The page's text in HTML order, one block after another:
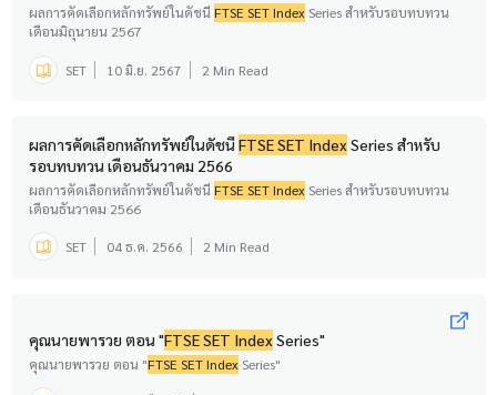
ผลการคัดเลือกหลักทรัพย์ในดัชนีFTSE SET Index Series สำหรับรอบทบทวน
เดือนมิถุนายน 2567
SET 10 มิ.ย. 2567 2 Min Read
ผลการคัดเลือกหลักทรัพย์ในดัชนีFTSE SET Index Series สำหรับ
รอบทบทวน เดือนธันวาคม 2566
ผลการคัดเลือกหลักทรัพย์ในดัชนีFTSE SET Index Series สำหรับรอบทบทวน
เดือนธันวาคม 2566
SET 04 ธ.ค. 2566 2 Min Read
คุณนายพารวย ตอน "FTSE SET Index Series"
คุณนายพารวย ตอน "FTSE SET Index Series"